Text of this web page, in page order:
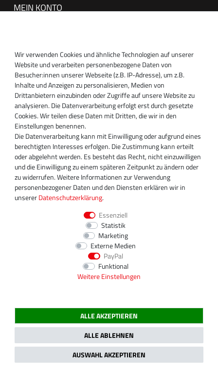
MEIN KONTO
SUPPORT
Inhaber:
Magnos Turbosystems GmbH
Miraustraße 27-29
D-13509 Berlin
+49 30 340 606 740
+49 30 340 606 740
+49 30 340 606 745
info@turboservice24.de
Aktuelle Öffnungszeiten
Mo-Fr: 08:00 Uhr - 18:00 Uhr
Sa: geschlossen
2020 Magnos Turbosystems GmbH | Alle Preise inklusive gesetzlicher MwSt.
Wir verwenden Cookies und ähnliche Technologien auf unserer
Website und verarbeiten personenbezogene Daten von
Besucher:innen unserer Webseite (z.B. IP-Adresse), um z.B.
Inhalte und Anzeigen zu personalisieren, Medien von
Drittanbietern einzubinden oder Zugriffe auf unsere Website zu
analysieren. Die Datenverarbeitung erfolgt erst durch gesetzte
Cookies. Wir teilen diese Daten mit Dritten, die wir in den
Einstellungen benennen.
Die Datenverarbeitung kann mit Einwilligung oder aufgrund eines
berechtigten Interesses erfolgen. Die Zustimmung kann erteilt
oder abgelehnt werden. Es besteht das Recht, nicht einzuwilligen
und die Einwilligung zu einem späteren Zeitpunkt zu ändern oder
zu widerrufen. Weitere Informationen zur Verwendung
personenbezogener Daten und den Diensten erklären wir in
unsererDaten­schutz­erklärung.
Essenziell
Statistik
Marketing
Externe Medien
PayPal
Funktional
Weitere Einstellungen
ALLE AKZEPTIEREN
ALLE ABLEHNEN
AUSWAHL AKZEPTIEREN